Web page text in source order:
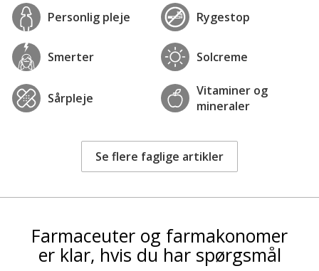
Personlig pleje Rygestop
Smerter Solcreme
Sårpleje
Vitaminer og
mineraler
Se flere faglige artikler
Farmaceuter og farmakonomer
er klar, hvis du har spørgsmål